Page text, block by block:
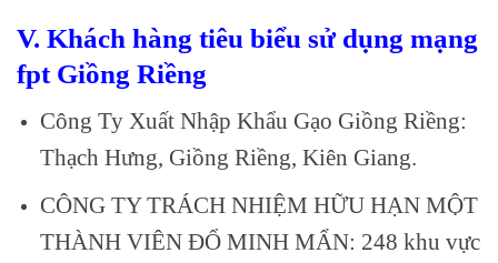
V. Khách hàng tiêu biểu sử dụng mạng
fpt Giồng Riềng
Công Ty Xuất Nhập Khẩu Gạo Giồng Riềng:
Thạch Hưng, Giồng Riềng, Kiên Giang.
CÔNG TY TRÁCH NHIỆM HỮU HẠN MỘT
THÀNH VIÊN ĐỔ MINH MẨN: 248 khu vực